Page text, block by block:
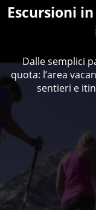
Escursioni
Dalle semplici
quota: l’area
sentieri e